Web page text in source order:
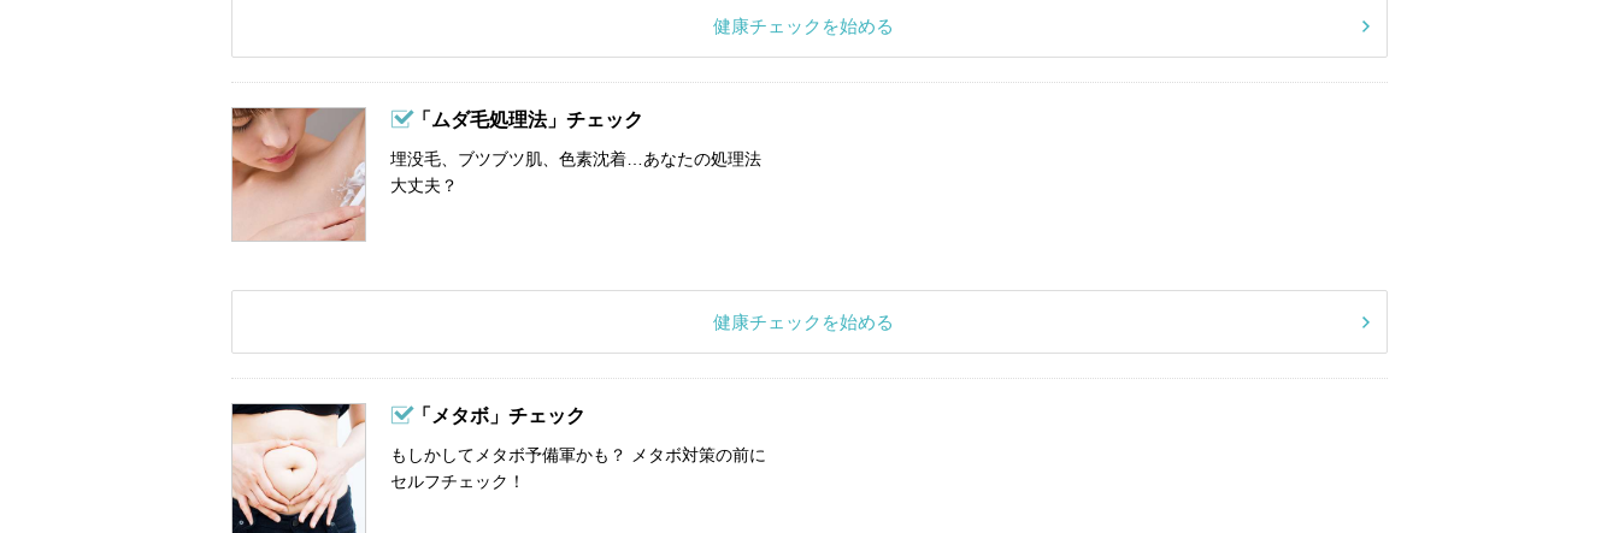
健康チェックを始める
「ムダ毛処理法」チェック
埋没毛、ブツブツ肌、色素沈着…あなたの処理法
大丈夫？
健康チェックを始める
「メタボ」チェック
もしかしてメタボ予備軍かも？ メタボ対策の前に
セルフチェック！